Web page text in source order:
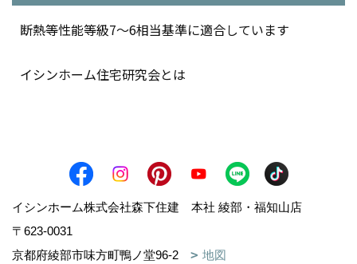
断熱等性能等級7～6相当基準に適合しています
イシンホーム住宅研究会とは
イシンホーム株式会社森下住建 本社 綾部・福知山店
〒623-0031
京都府綾部市味方町鴨ノ堂96-2
地図